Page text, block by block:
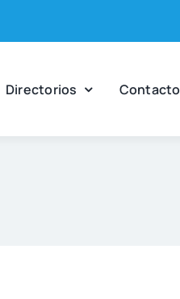
Direc­to­rios Con­tac­to